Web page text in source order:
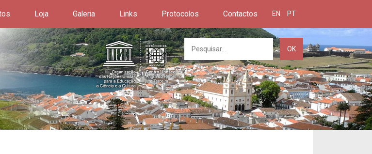
Loja Galeria Links Protocolos Contactos EN PT
OK